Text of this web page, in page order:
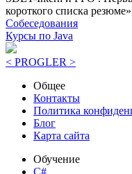
короткого списка
Собеседования
Курсы по Java
< PROGLER >
Общее
Контакты
Политика
Блог
Карта сайта
Обучение
C#